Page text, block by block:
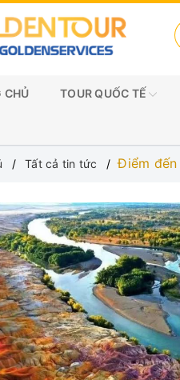
CHỦ TOUR QUỐC TẾ
Tất cả tin tức Điểm đến